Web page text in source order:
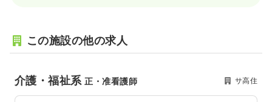
この施設の他の求人
介護・福祉系正・准看護師 サ高住